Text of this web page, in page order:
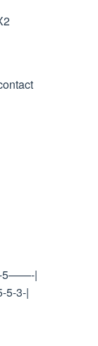
5——-|
5-3-|